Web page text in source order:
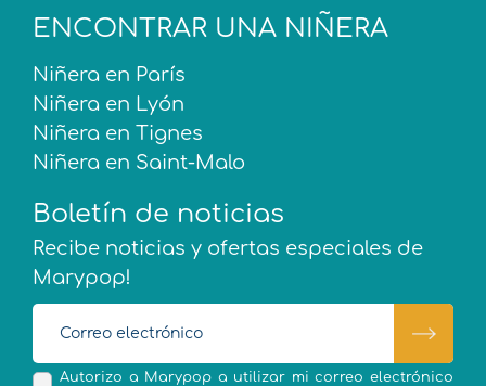
ENCONTRAR UNA NIÑERA
Niñera en París
Niñera en Lyón
Niñera en Tignes
Niñera en Saint-Malo
Boletín de noticias
Recibe noticias y ofertas especiales de
Marypop!
Autorizo a Marypop a utilizar mi correo electrónico